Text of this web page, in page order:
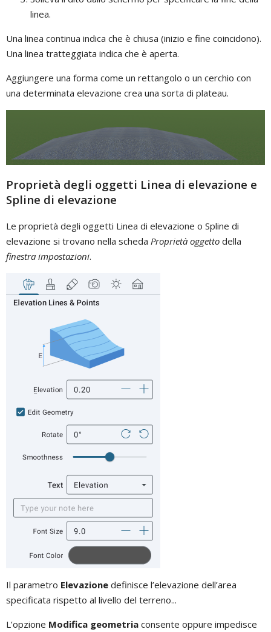
linea.
Una linea continua indica che è chiusa (inizio e fine coincidono).
Una linea tratteggiata indica che è aperta.
Aggiungere una forma come un rettangolo o un cerchio con
una determinata elevazione crea una sorta di plateau.
Proprietà degli oggetti Linea di elevazione e
Spline di elevazione
Le proprietà degli oggetti Linea di elevazione o Spline di
elevazione si trovano nella scheda Proprietà oggetto della
finestra impostazioni.
Il parametro Elevazione definisce l’elevazione dell’area
specificata rispetto al livello del terreno...
L’opzione Modifica geometria consente oppure impedisce